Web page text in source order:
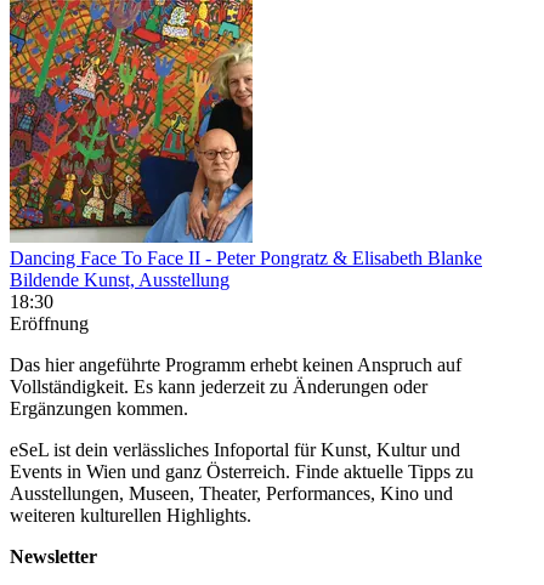
Dancing Face To Face II - Peter Pongratz & Elisabeth Blanke
Bildende Kunst, Ausstellung
18:30
Eröffnung
Das hier angeführte Programm erhebt keinen Anspruch auf
Vollständigkeit. Es kann jederzeit zu Änderungen oder
Ergänzungen kommen.
eSeL ist dein verlässliches Infoportal für Kunst, Kultur und
Events in Wien und ganz Österreich. Finde aktuelle Tipps zu
Ausstellungen, Museen, Theater, Performances, Kino und
weiteren kulturellen Highlights.
Newsletter